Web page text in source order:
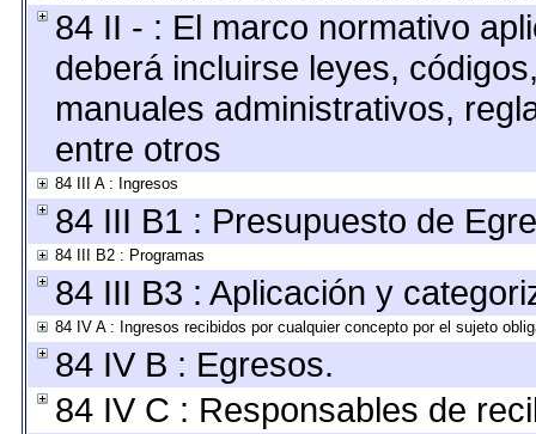
84 II - : El marco normativo
deberá incluirse leyes,
manuales administrativos,
entre otros
84 III A : Ingresos
84 III B1 : Presupuesto de
84 III B2 : Programas
84 III B3 : Aplicación y
84 IV A : Ingresos recibidos por cualquier concepto por el sujeto
84 IV B : Egresos.
84 IV C : Responsables de